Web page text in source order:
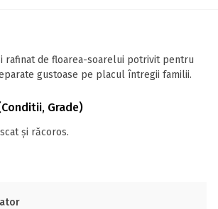
rafinat de floarea-soarelui potrivit pentru
gustoase pe placul întregii familii.
Grade)
și răcoros.